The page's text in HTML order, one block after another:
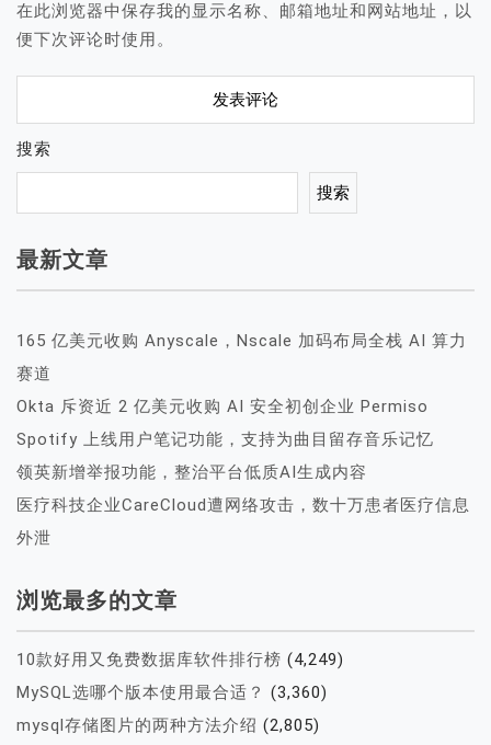
在此浏览器中保存我的显示名称、邮箱地址和网站地址，以
便下次评论时使用。
搜索
搜索
最新文章
165 亿美元收购 Anyscale，Nscale 加码布局全栈 AI 算力
赛道
Okta 斥资近 2 亿美元收购 AI 安全初创企业 Permiso
Spotify 上线用户笔记功能，支持为曲目留存音乐记忆
领英新增举报功能，整治平台低质AI生成内容
医疗科技企业CareCloud遭网络攻击，数十万患者医疗信息
外泄
浏览最多的文章
10款好用又免费数据库软件排行榜 (4,249)
MySQL选哪个版本使用最合适？ (3,360)
mysql存储图片的两种方法介绍 (2,805)